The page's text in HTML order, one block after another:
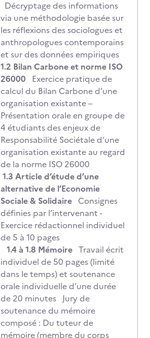
Décryptage des informations
via une méthodologie basée sur
les réflexions des sociologues et
anthropologues contemporains
et sur des données empiriques
1.2 Bilan Carbone et norme ISO
26000 Exercice pratique de
calcul du Bilan Carbone d’une
organisation existante –
Présentation orale en groupe de
4 étudiants des enjeux de
Responsabilité Sociétale d’une
organisation existante au regard
de la norme ISO 26000
1.3 Article d’étude d’une
alternative de l’Economie
Sociale & Solidaire Consignes
définies par l’intervenant -
Exercice rédactionnel individuel
de 5 à 10 pages
1.4 à 1.8 Mémoire Travail écrit
individuel de 50 pages (limité
dans le temps) et soutenance
orale individuelle d’une durée
de 20 minutes Jury de
soutenance du mémoire
composé : Du tuteur de
mémoire (membre du corps